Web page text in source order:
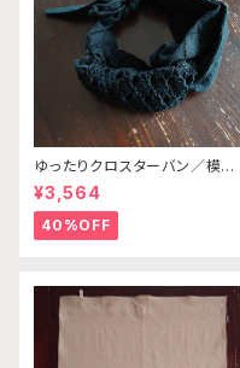
ゆったりクロスターバン／模様
編みブラックB・ドット柄ブラック
¥3,564
40%OFF